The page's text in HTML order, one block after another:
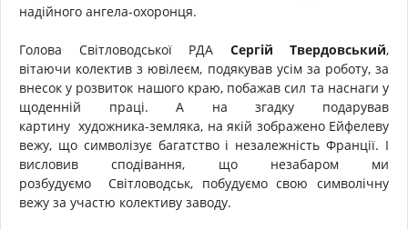
надійного ангела-охоронця.
Голова Світловодської РДА Сергій Твердовський,
вітаючи колектив з ювілеєм, подякував усім за роботу, за
внесок у розвиток нашого краю, побажав сил та наснаги у
щоденній праці. А на згадку подарував
картину художника-земляка, на якій зображено Ейфелеву
вежу, що символізує багатство і незалежність Франції. І
висловив сподівання, що незабаром ми
розбудуємо Світловодськ, побудуємо свою символічну
вежу за участю колективу заводу.